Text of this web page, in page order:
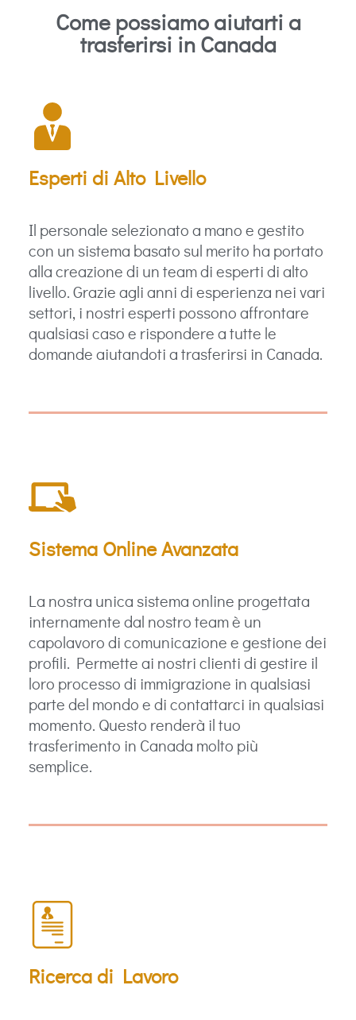
Come possiamo aiutarti a
trasferirsi in Canada
Esperti di Alto Livello
Il personale selezionato a mano e gestito
con un sistema basato sul merito ha portato
alla creazione di un team di esperti di alto
livello. Grazie agli anni di esperienza nei vari
settori, i nostri esperti possono affrontare
qualsiasi caso e rispondere a tutte le
domande aiutandoti a trasferirsi in Canada.
Sistema Online Avanzata
La nostra unica sistema online progettata
internamente dal nostro team è un
capolavoro di comunicazione e gestione dei
profili. Permette ai nostri clienti di gestire il
loro processo di immigrazione in qualsiasi
parte del mondo e di contattarci in qualsiasi
momento. Questo renderà il tuo
trasferimento in Canada molto più
semplice.
Ricerca di Lavoro